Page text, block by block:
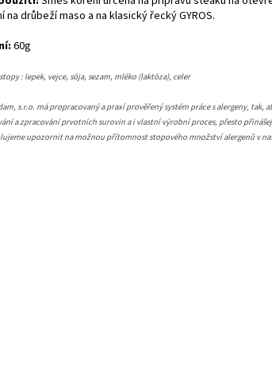
na drůbeží maso a na klasický řecký GYROS.
60g
: lepek, vejce, sója, sezam, mléko (laktóza), celer
s.r.o. má propracovaný a praxí prověřený systém práce s alergeny,
a zpracování prvotních surovin a i vlastní výrobní proces, přesto
upozornit na možnou přítomnost stopového množství alergenů v